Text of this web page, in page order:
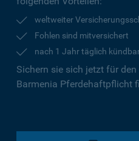
weltweiter
Fohlen sind mitversichert
nach 1 Jahr täglich
Sichern sie sich jetzt für
Barmenia Pferdehaftpflicht